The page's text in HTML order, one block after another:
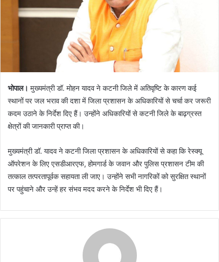
भोपाल। मुख्यमंत्री डॉ. मोहन यादव ने कटनी जिले में अतिवृष्टि के कारण कई
स्थानों पर जल भराव की दशा में जिला प्रशासन के अधिकारियों से चर्चा कर जरूरी
कदम उठाने के निर्देश दिए हैं। उन्होंने अधिकारियों से कटनी जिले के बाढ़ग्रस्त
क्षेत्रों की जानकारी प्राप्त की।
मुख्यमंत्री डॉ. यादव ने कटनी जिला प्रशासन के अधिकारियों से कहा कि रेस्क्यू
ऑपरेशन के लिए एसडीआरएफ, होमगार्ड के जवान और पुलिस प्रशासन टीम की
तत्काल तत्परतापूर्वक सहायता ली जाए। उन्होंने सभी नागरिकों को सुरक्षित स्थानों
पर पहुंचाने और उन्हें हर संभव मदद करने के निर्देश भी दिए हैं।